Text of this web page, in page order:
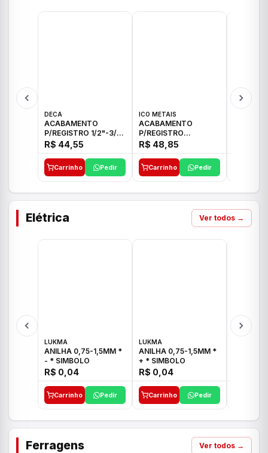
DECA
ACABAMENTO
P/REGISTRO 1/2"-3/4"
E 1"C21.PQ DECA
R$ 44,55
Carrinho Pedir
ICO METAIS
ACABAMENTO
P/REGISTRO
1/2"-3/4"-1" ACB M
CS 33 ICO
R$ 48,85
Carrinho Pedir
Elétrica Ver todos →
LUKMA
ANILHA 0,75-1,5MM *
- * SIMBOLO
R$ 0,04
Carrinho Pedir
LUKMA
ANILHA 0,75-1,5MM *
+ * SIMBOLO
R$ 0,04
Carrinho Pedir
Ferragens Ver todos →